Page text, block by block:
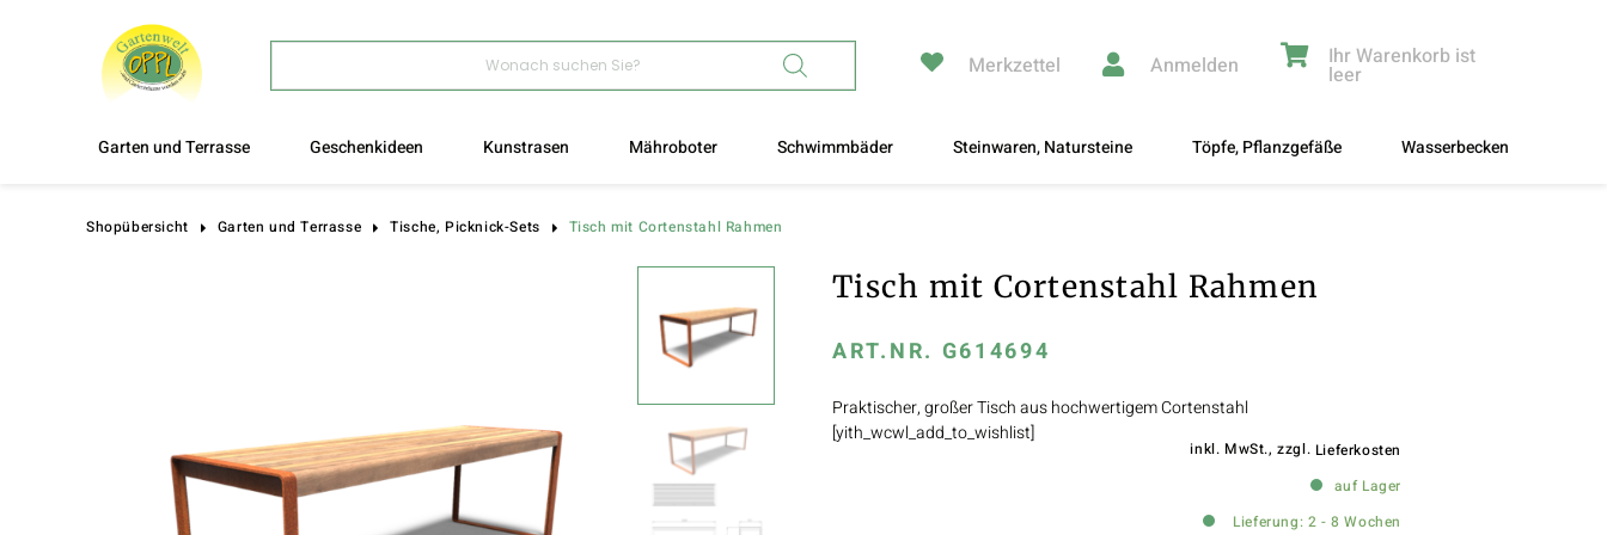
Merkzettel Anmelden Ihr Warenkorb ist
leer
Garten und Terrasse Geschenkideen Kunstrasen Mähroboter Schwimmbäder Steinwaren, Natursteine Töpfe, Pflanzgefäße Wasserbecken
Shopübersicht Garten und Terrasse Tische, Picknick-Sets Tisch mit Cortenstahl Rahmen
Tisch mit Cortenstahl Rahmen
ART.NR. G614694
Praktischer, großer Tisch aus hochwertigem Cortenstahl
[yith_wcwl_add_to_wishlist]
inkl. MwSt., zzgl. Lieferkosten
auf Lager
Lieferung: 2 - 8 Wochen